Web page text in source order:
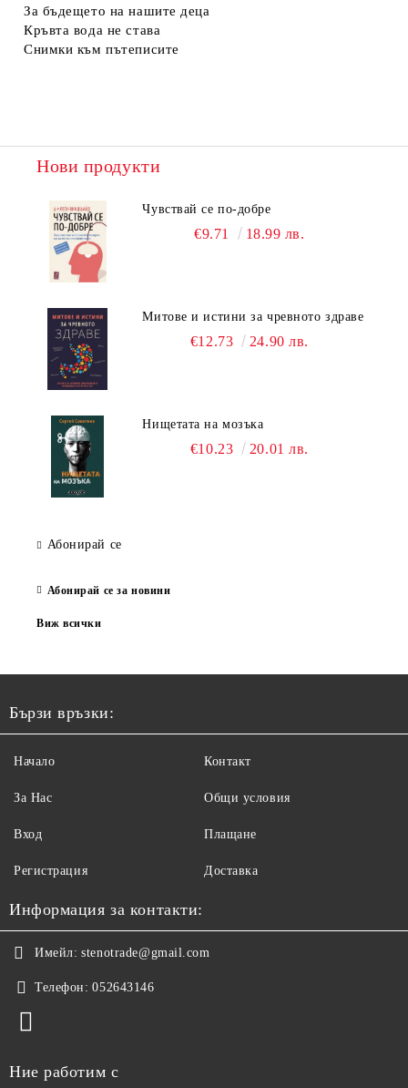
За бъдещето на нашите деца
Кръвта вода не става
Снимки към пътеписите
Нови продукти
Чувствай се по-добре
€9.71 18.99 лв.
Митове и истини за чревното здраве
€12.73 24.90 лв.
Нищетата на мозъка
€10.23 20.01 лв.
Абонирай се
Абонирай се за новини
Виж всички
Бързи връзки:
Начало
За Нас
Вход
Регистрация
Контакт
Общи условия
Плащане
Доставка
Информация за контакти:
Имейл: stenotrade@gmail.com
Телефон: 052643146
Ние работим с